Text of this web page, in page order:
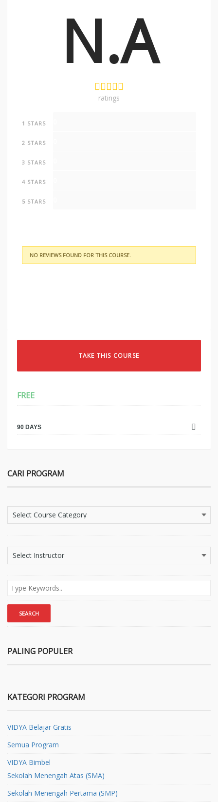
N.A
ratings
1 STARS
2 STARS
3 STARS
4 STARS
5 STARS
NO REVIEWS FOUND FOR THIS COURSE.
TAKE THIS COURSE
FREE
90 DAYS
CARI PROGRAM
PALING POPULER
KATEGORI PROGRAM
VIDYA Belajar Gratis
Semua Program
VIDYA Bimbel
Sekolah Menengah Atas (SMA)
Sekolah Menengah Pertama (SMP)